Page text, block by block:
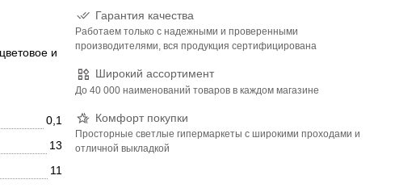
и
Гарантия качества
Работаем только с надежными и проверенными
производителями, вся продукция сертифицирована
Широкий ассортимент
До 40 000 наименований товаров в каждом магазине
Комфорт покупки
Просторные светлые гипермаркеты с широкими проходами и
отличной выкладкой
0,1
13
11